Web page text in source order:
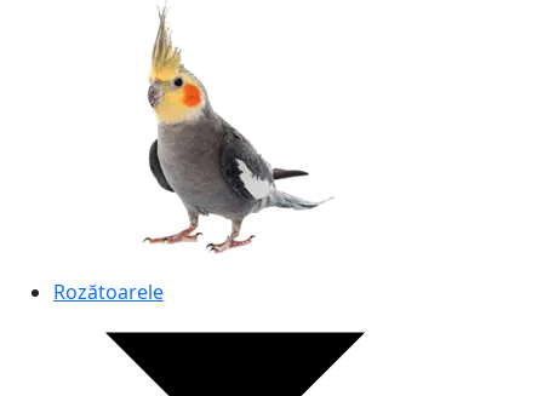
Rozătoarele